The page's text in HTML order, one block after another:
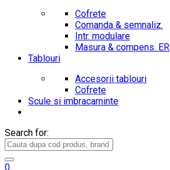
Cofrete
Comanda & semnaliz.
Intr. modulare
Masura & compens. ER
Tablouri
Accesorii tablouri
Cofrete
Scule si imbracaminte
Search for:
0